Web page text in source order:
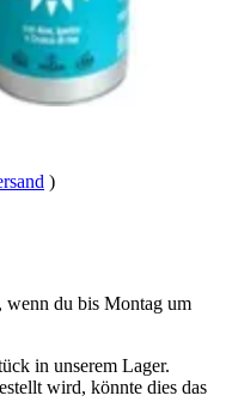
)
, wenn du bis Montag um
in unserem Lager.
wird, könnte dies das